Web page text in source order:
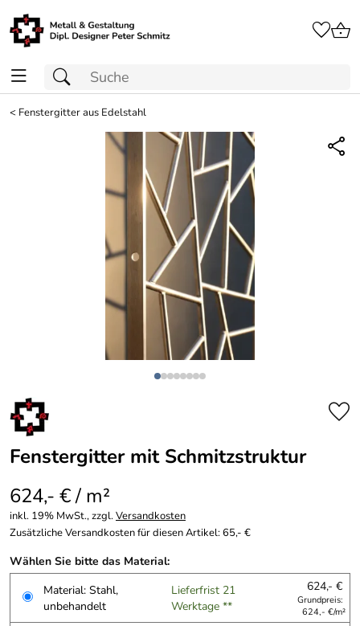
< Fenstergitter aus Edelstahl
Fenstergitter mit Schmitzstruktur
624,- € / m²
inkl. 19% MwSt., zzgl.Versandkosten
Zusätzliche Versandkosten für diesen Artikel: 65,- €
Wählen Sie bitte das Material:
Material: Stahl,
unbehandelt
Lieferfrist 21
Werktage **
624,- €
Grundpreis:
624,- €/m²